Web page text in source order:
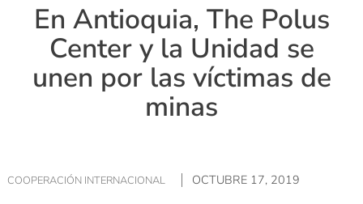
En Antioquia, The Polus
Center y la Unidad se
unen por las víctimas de
minas
COOPERACIÓN INTERNACIONAL OCTUBRE 17, 2019